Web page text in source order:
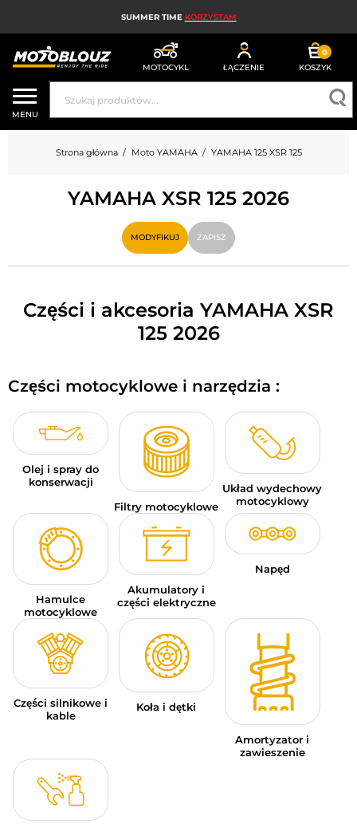
SUMMER TIME KORZYSTAM
MOTOCYKL ŁĄCZENIE
0
KOSZYK
KASK MOTOCYKLOWY
ODZIEŻ MOTOCYKLOWA DLA MĘŻCZYZN
UBRANIA MOTOCYKLOWE DAMSKIE
MX; ENDURO I TRIAL
HIGH-TECH MOTOCYKLOWY
PODUSZKA POWIETRZNA MOTOCYKLOWA
CZĘŚCI MOTOCYKLOWE I NARZĘDZIA
AKCESORIA MOTOCYKLOWE
OKAZJE I PROMOCJE
KARTY PODARUNKOWE
PL | EUR € — MODYFIKUJ
MARKI
PORADY
SKONTAKTUJ SIĘ Z NAMI
MENU
Strona główna Moto YAMAHA YAMAHA 125 XSR 125
YAMAHA XSR 125 2026
MODYFIKUJ ZAPISZ
Części i akcesoria YAMAHA XSR
125 2026
Części motocyklowe i narzędzia :
Olej i spray do
konserwacji
Filtry motocyklowe
Układ wydechowy
motocyklowy
Hamulce
motocyklowe
Akumulatory i
części elektryczne
Napęd
Części silnikowe i
kable
Koła i dętki
Amortyzator i
zawieszenie